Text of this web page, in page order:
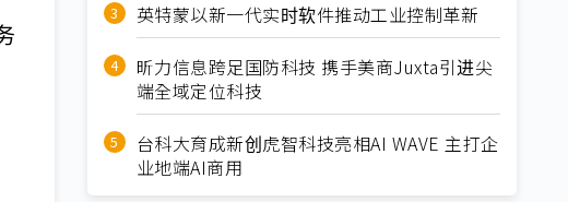
英特蒙以新一代实时软件推动工业控制革新
昕力信息跨足国防科技 携手美商Juxta引进尖
端全域定位科技
台科大育成新创虎智科技亮相AI WAVE 主打企
业地端AI商用